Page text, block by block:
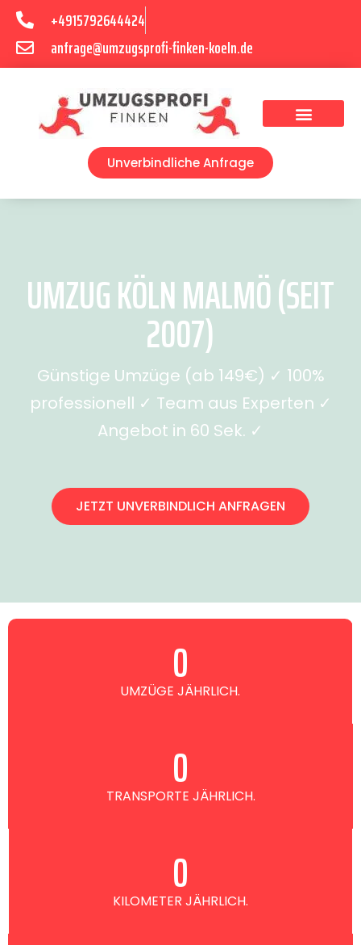
+4915792644424
anfrage@umzugsprofi-finken-koeln.de
Unverbindliche Anfrage
UMZUG KÖLN MALMÖ (SEIT
2007)
Günstige Umzüge (ab 149€) ✓ 100%
professionell ✓ Team aus Experten ✓
Angebot in 60 Sek. ✓
JETZT UNVERBINDLICH ANFRAGEN
UMZÜGE JÄHRLICH.
0
TRANSPORTE JÄHRLICH.
0
KILOMETER JÄHRLICH.
0